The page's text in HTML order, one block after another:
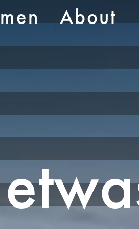
About